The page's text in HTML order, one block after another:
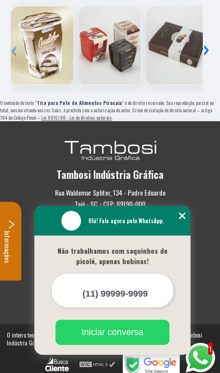
‹ ›
O conteúdo do texto "Tira para Pote de Alimentos Piracaia" é de direito reservado. Sua reprodução, parcial ou
total, mesmo citando nossos links, é proibida sem a autorização do autor. Crime de violação de direito autoral – artigo
184 do Código Penal – Lei 9610/98 - Lei de direitos autorais
Tambosi Indústria Gráfica
Rua Waldemar Spliter, 134 - Padre Eduardo
Taió - SC - CEP: 89190-000
(47) 3562-0587
Empresa
Missão
Serviços
Mapa do site
Mais Serviços
O inteiro teor deste site está sujeito à proteção de direitos autorais. Copyright© Tambosi
Indústria Gráfica (Lei 9610 de 19/02/1998)
1
Olá! Fale agora pelo WhatsApp.
Não trabalhamos com saquinhos de
picolé, apenas bobinas!
Iniciar conversa
Informações